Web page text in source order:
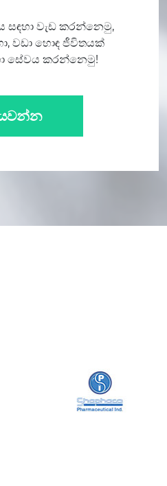
වැඩ කරන්නෙමු,
වඩා හොඳ ජීවිතයක්
සේවය කරන්නෙමු!